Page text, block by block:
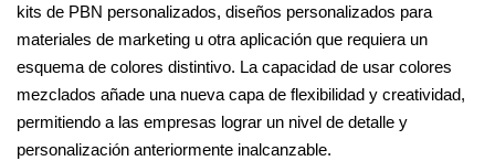
kits de PBN personalizados, diseños personalizados para
materiales de marketing u otra aplicación que requiera un
esquema de colores distintivo. La capacidad de usar colores
mezclados añade una nueva capa de flexibilidad y creatividad,
permitiendo a las empresas lograr un nivel de detalle y
personalización anteriormente inalcanzable.